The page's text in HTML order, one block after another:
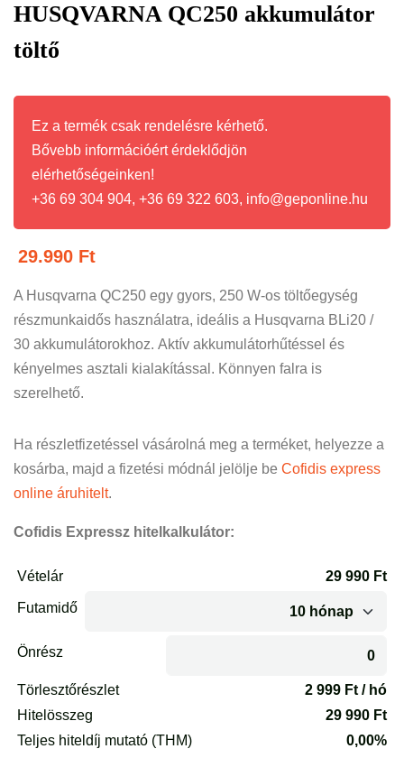
HUSQVARNA QC250 akkumulátor
töltő
Ez a termék csak rendelésre kérhető.
Bővebb információért érdeklődjön
elérhetőségeinken!
+36 69 304 904, +36 69 322 603, info@geponline.hu
29.990 Ft
A Husqvarna QC250 egy gyors, 250 W-os töltőegység
részmunkaidős használatra, ideális a Husqvarna BLi20 /
30 akkumulátorokhoz. Aktív akkumulátorhűtéssel és
kényelmes asztali kialakítással. Könnyen falra is
szerelhető.
Ha részletfizetéssel vásárolná meg a terméket, helyezze a
kosárba, majd a fizetési módnál jelölje be Cofidis express
online áruhitelt.
Cofidis Expressz hitelkalkulátor: